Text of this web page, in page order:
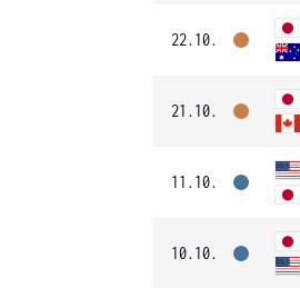
22.10.
21.10.
11.10.
10.10.